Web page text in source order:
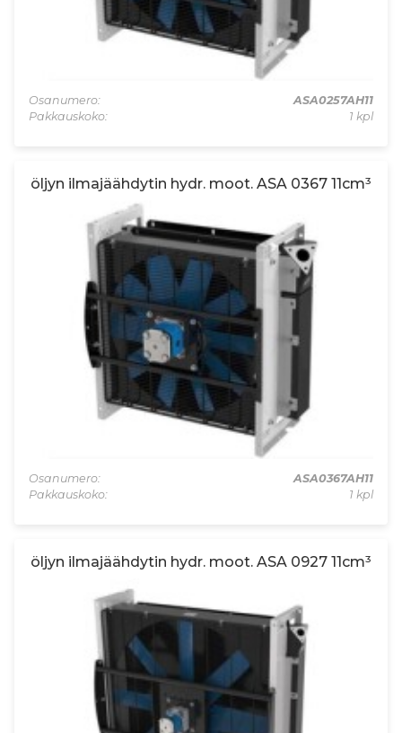
Osanumero:
ASA0257AH11
Pakkauskoko:
1 kpl
öljyn ilmajäähdytin hydr. moot. ASA 0367 11cm³
Osanumero:
ASA0367AH11
Pakkauskoko:
1 kpl
öljyn ilmajäähdytin hydr. moot. ASA 0927 11cm³